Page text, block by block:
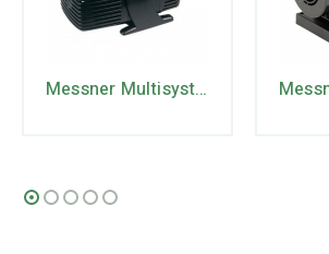
Messner Multisystem Type MPF3000 – 40W – 230V